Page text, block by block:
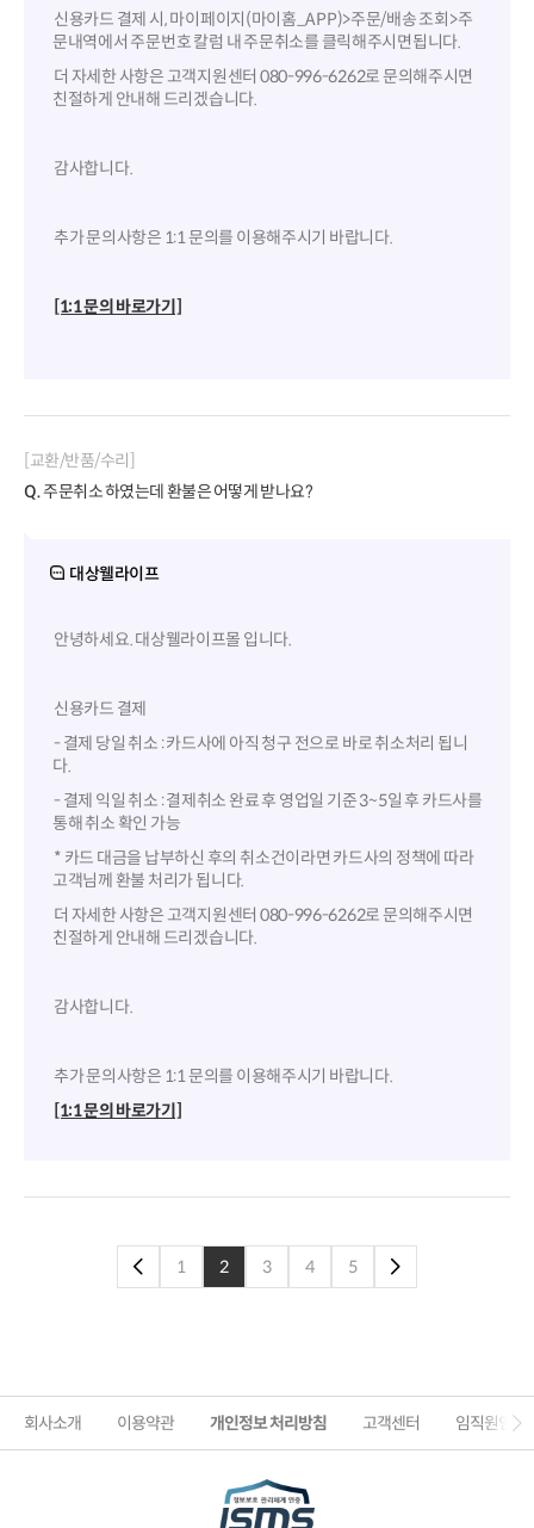
신용카드 결제 시, 마이페이지(마이홈_APP)>주문/배송 조회>주
문내역에서 주문번호 칼럼 내 주문취소를 클릭해주시면됩니다.
더 자세한 사항은 고객지원센터 080-996-6262로 문의해주시면
친절하게 안내해 드리겠습니다.
감사합니다.
추가 문의사항은 1:1 문의를 이용해주시기 바랍니다.
[1:1 문의 바로가기]
[교환/반품/수리]
Q.주문취소 하였는데 환불은 어떻게 받나요?
대상웰라이프
안녕하세요. 대상웰라이프몰 입니다.
신용카드 결제
- 결제 당일 취소 : 카드사에 아직 청구 전으로 바로 취소처리 됩니
다.
- 결제 익일 취소 : 결제취소 완료 후 영업일 기준 3~5일 후 카드사를
통해 취소 확인 가능
* 카드 대금을 납부하신 후의 취소건이라면 카드사의 정책에 따라
고객님께 환불 처리가 됩니다.
더 자세한 사항은 고객지원센터 080-996-6262로 문의해주시면
친절하게 안내해 드리겠습니다.
감사합니다.
추가 문의사항은 1:1 문의를 이용해주시기 바랍니다.
[1:1 문의 바로가기]
이전페이지로
1 2 3 4
5
다음페이지로
회사소개 이용약관 개인정보 처리방침 고객센터 임직원인증